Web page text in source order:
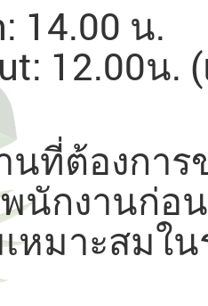
14.00 น.
12.00น.
ที่ต้องการ
นักงานก่อ
หมาะสมใน